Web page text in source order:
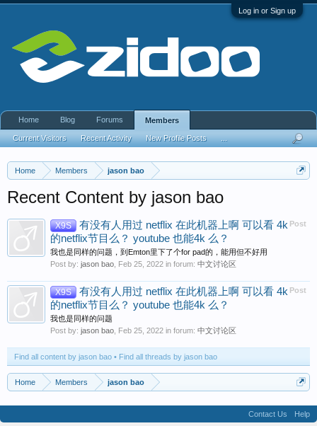
Log in or Sign up
Home Members jason bao
Recent Content by jason bao
Post
X9S
有没有人用过 netflix 在此机器上啊 可以看 4k
的netflix节目么？ youtube 也能4k 么？
我也是同样的问题，到Emton里下了个for pad的，能用但不好用
Post by: jason bao Feb 25, 2022 in forum: 中文讨论区
Post
X9S
有没有人用过 netflix 在此机器上啊 可以看 4k
的netflix节目么？ youtube 也能4k 么？
我也是同样的问题
Post by: jason bao Feb 25, 2022 in forum: 中文讨论区
Find all content by jason bao Find all threads by jason bao
Home Members jason bao
Home Blog Forums Members
Current Visitors Recent Activity New Profile Posts
Contact Us
Help